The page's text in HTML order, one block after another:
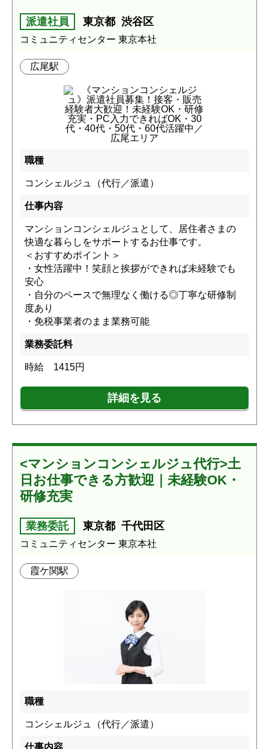
派遣社員 東京都 渋谷区
コミュニティセンター 東京本社
広尾駅
職種
コンシェルジュ（代行／派遣）
仕事内容
マンションコンシェルジュとして、居住者さまの
快適な暮らしをサポートするお仕事です。
＜おすすめポイント＞
・女性活躍中！笑顔と挨拶ができれば未経験でも
安心
・自分のペースで無理なく働ける◎丁寧な研修制
度あり
・免税事業者のまま業務可能
業務委託料
時給 1415円
詳細を見る
<マンションコンシェルジュ代行>土
日お仕事できる方歓迎｜未経験OK・
研修充実
業務委託 東京都 千代田区
コミュニティセンター 東京本社
霞ケ関駅
職種
コンシェルジュ（代行／派遣）
仕事内容